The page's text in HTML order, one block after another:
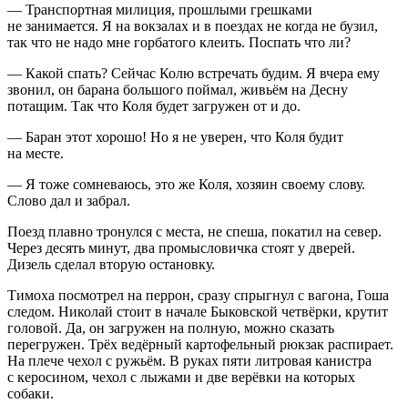
— Транспортная милиция, прошлыми грешками
не занимается. Я на вокзалах и в поездах не когда не бузил,
так что не надо мне горбатого клеить. Поспать что ли?
— Какой спать? Сейчас Колю встречать будим. Я вчера ему
звонил, он барана большого поймал, живьём на Десну
потащим. Так что Коля будет загружен от и до.
— Баран этот хорошо! Но я не уверен, что Коля будит
на месте.
— Я тоже сомневаюсь, это же Коля, хозяин своему слову.
Слово дал и забрал.
Поезд плавно тронулся с места, не спеша, покатил на север.
Через десять минут, два промысловичка стоят у дверей.
Дизель сделал вторую остановку.
Тимоха посмотрел на перрон, сразу спрыгнул с вагона, Гоша
следом. Николай стоит в начале Быковской четвёрки, крутит
головой. Да, он загружен на полную, можно сказать
перегружен. Трёх ведёрный картофельный рюкзак распирает.
На плече чехол с ружьём. В руках пяти литровая канистра
с керосином, чехол с лыжами и две верёвки на которых
собаки.